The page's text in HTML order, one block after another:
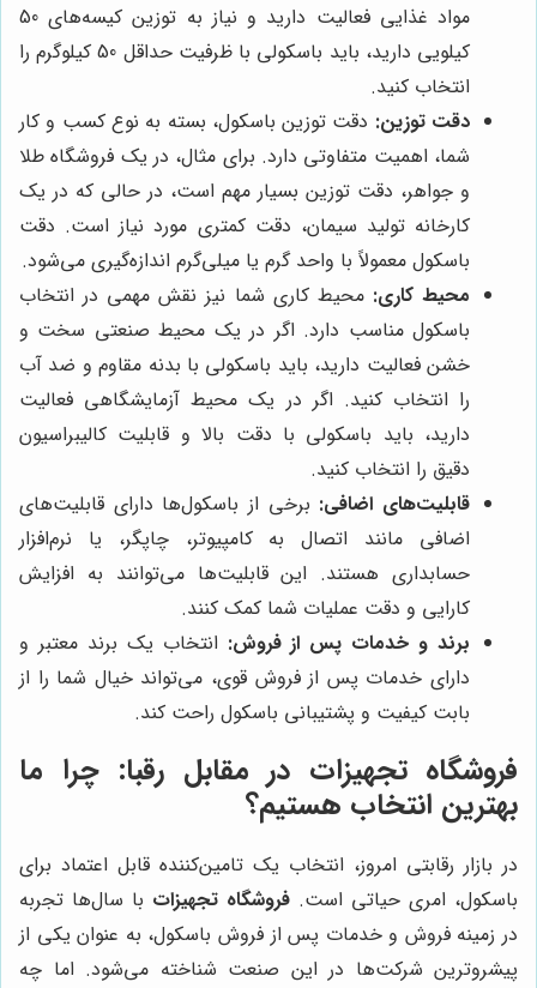
مواد غذایی فعالیت دارید و نیاز به توزین کیسه‌های 50
کیلویی دارید، باید باسکولی با ظرفیت حداقل 50 کیلوگرم را
انتخاب کنید.
دقت توزین: دقت توزین باسکول، بسته به نوع کسب و کار
شما، اهمیت متفاوتی دارد. برای مثال، در یک فروشگاه طلا
و جواهر، دقت توزین بسیار مهم است، در حالی که در یک
کارخانه تولید سیمان، دقت کمتری مورد نیاز است. دقت
باسکول معمولاً با واحد گرم یا میلی‌گرم اندازه‌گیری می‌شود.
محیط کاری: محیط کاری شما نیز نقش مهمی در انتخاب
باسکول مناسب دارد. اگر در یک محیط صنعتی سخت و
خشن فعالیت دارید، باید باسکولی با بدنه مقاوم و ضد آب
را انتخاب کنید. اگر در یک محیط آزمایشگاهی فعالیت
دارید، باید باسکولی با دقت بالا و قابلیت کالیبراسیون
دقیق را انتخاب کنید.
قابلیت‌های اضافی: برخی از باسکول‌ها دارای قابلیت‌های
اضافی مانند اتصال به کامپیوتر، چاپگر، یا نرم‌افزار
حسابداری هستند. این قابلیت‌ها می‌توانند به افزایش
کارایی و دقت عملیات شما کمک کنند.
برند و خدمات پس از فروش: انتخاب یک برند معتبر و
دارای خدمات پس از فروش قوی، می‌تواند خیال شما را از
بابت کیفیت و پشتیبانی باسکول راحت کند.
فروشگاه تجهیزات در مقابل رقبا: چرا ما
بهترین انتخاب هستیم؟
در بازار رقابتی امروز، انتخاب یک تامین‌کننده قابل اعتماد برای
باسکول، امری حیاتی است. فروشگاه تجهیزات با سال‌ها تجربه
در زمینه فروش و خدمات پس از فروش باسکول، به عنوان یکی از
پیشروترین شرکت‌ها در این صنعت شناخته می‌شود. اما چه